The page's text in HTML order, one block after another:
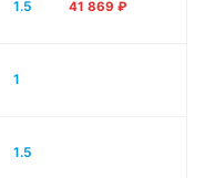
1.5 41 869 ₽
1
1.5